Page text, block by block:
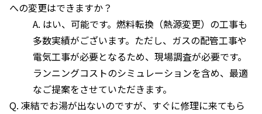
への変更はできますか？
A. はい、可能です。燃料転換（熱源変更）の工事も
多数実績がございます。ただし、ガスの配管工事や
電気工事が必要となるため、現場調査が必要です。
ランニングコストのシミュレーションを含め、最適
なご提案をさせていただきます。
Q. 凍結でお湯が出ないのですが、すぐに修理に来てもら